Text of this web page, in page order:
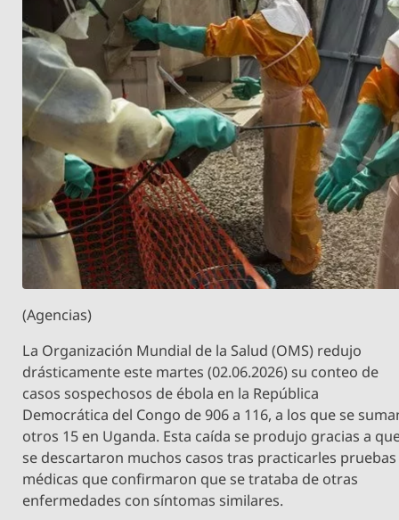
(Agencias)
La Organización Mundial de la Salud (OMS) redujo
drásticamente este martes (02.06.2026) su conteo de
casos sospechosos de ébola en la República
Democrática del Congo de 906 a 116, a los que se
otros 15 en Uganda. Esta caída se produjo gracias a
se descartaron muchos casos tras practicarles pruebas
médicas que confirmaron que se trataba de otras
enfermedades con síntomas similares.